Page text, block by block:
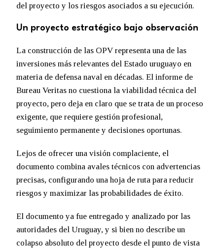
del proyecto y los riesgos asociados a su ejecución.
Un proyecto estratégico bajo observación
La construcción de las OPV representa una de las
inversiones más relevantes del Estado uruguayo en
materia de defensa naval en décadas. El informe de
Bureau Veritas no cuestiona la viabilidad técnica del
proyecto, pero deja en claro que se trata de un proceso
exigente, que requiere gestión profesional,
seguimiento permanente y decisiones oportunas.
Lejos de ofrecer una visión complaciente, el
documento combina avales técnicos con advertencias
precisas, configurando una hoja de ruta para reducir
riesgos y maximizar las probabilidades de éxito.
El documento ya fue entregado y analizado por las
autoridades del Uruguay, y si bien no describe un
colapso absoluto del proyecto desde el punto de vista